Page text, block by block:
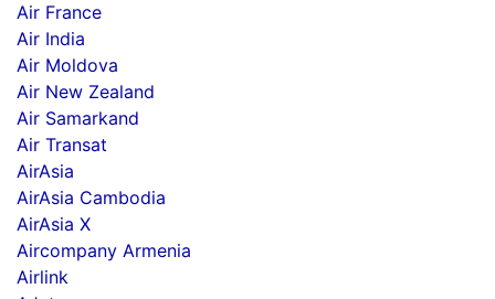
Air France
Air India
Air Moldova
Air New Zealand
Air Samarkand
Air Transat
AirAsia
AirAsia Cambodia
AirAsia X
Aircompany Armenia
Airlink